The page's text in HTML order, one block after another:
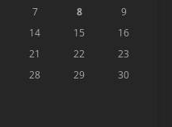
7 8
9
14 15
16
21 22
23
28 29
30